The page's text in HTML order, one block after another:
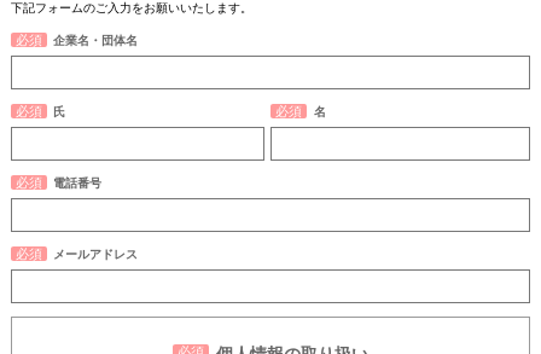
下記フォームのご入力をお願いいたします。
企業名・団体名
氏 名
電話番号
メールアドレス